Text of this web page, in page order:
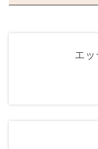
エッ